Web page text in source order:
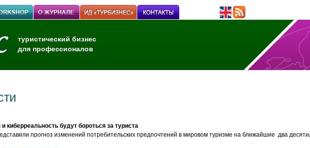
туристический бизнес
для профессионалов
киберреальность будут бороться за туриста
прогноз изменений потребительских предпочтений в мировом туризме на ближайшие два